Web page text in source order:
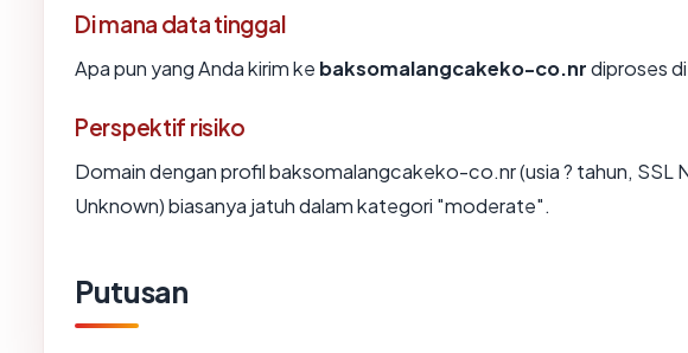
Di mana data tinggal
Apa pun yang Anda kirim ke baksomalangcakeko-co.nrdiproses
Perspektif risiko
Domain dengan profil baksomalangcakeko-co.nr (usia ? tahun, SSL
Unknown) biasanya jatuh dalam kategori "moderate".
Putusan